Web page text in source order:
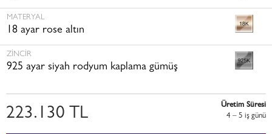
MATERYAL
18 ayar rose altın
ZINCIR
925 ayar siyah rodyum kaplama gümüş
223.130 TL
Üretim Süresi
4 – 5 i̇ş günü